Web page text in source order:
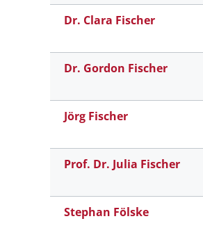
Dr. Clara Fischer
Dr. Gordon Fischer
Jörg Fischer
Prof. Dr. Julia Fischer
Stephan Fölske